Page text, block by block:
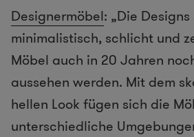
Designermöbel: „Die
minimalistisch, schlicht und
Möbel auch in 20 Jahren
aussehen werden. Mit dem
hellen Look fügen sich die
unterschiedliche